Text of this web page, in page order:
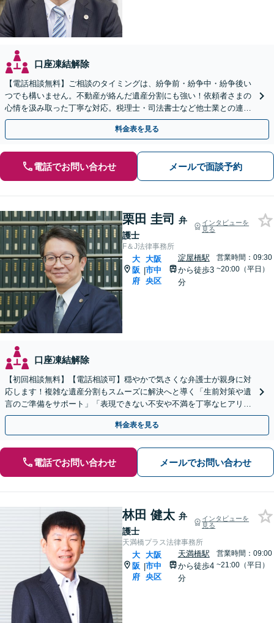
口座凍結解除
【電話相談無料】ご相談のタイミングは、紛争前・紛争中・紛争後い
つでも構いません。不動産が絡んだ遺産分割にも強い！依頼者さまの
心情を汲み取った丁寧な対応。税理士・司法書士など他士業との連携
も可能【夜間・休日面談可能】【谷町四丁目駅10秒】
料金表を見る
電話でお問い合わせ メールで面談予約
栗田 圭司
弁
護士
インタビューを
見る
F＆J法律事務所
大
阪
府
|
大阪
市中
央区
淀屋橋駅
から徒歩3
分
営業時間：09:30
~20:00（平日）
口座凍結解除
【初回相談無料】【電話相談可】穏やかで気さくな弁護士が親身に対
応します！複雑な遺産分割もスムーズに解決へと導く「生前対策や遺
言のご準備をサポート」「表現できない不安や不満を丁寧なヒアリン
グで言語化」【完全個室対応】【休日・夜間相談可】
料金表を見る
電話でお問い合わせ メールでお問い合わせ
林田 健太 弁
護士
インタビューを
見る
天満橋プラス法律事務所
大
阪
府
|
大阪
市中
央区
天満橋駅
から徒歩4
分
営業時間：09:00
~21:00（平日）